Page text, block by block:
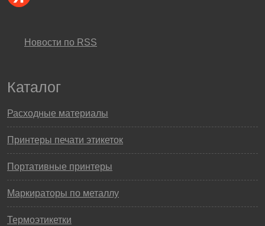
Новости по RSS
Каталог
Расходные материалы
Принтеры печати этикеток
Портативные принтеры
Маркираторы по металлу
Термоэтикетки